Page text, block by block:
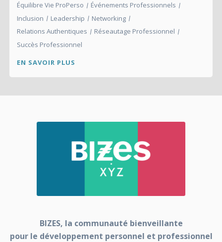
Équilibre Vie ProPerso
Événements Professionnels
Inclusion
Leadership
Networking
Relations Authentiques
Réseautage Professionnel
Succès Professionnel
EN SAVOIR PLUS
BIZES, la communauté bienveillante
pour le développement personnel et professionnel